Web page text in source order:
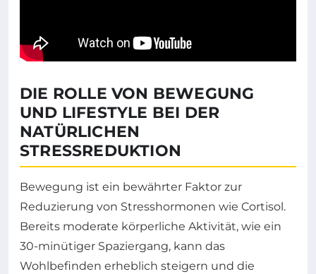
DIE ROLLE VON BEWEGUNG
UND LIFESTYLE BEI DER
NATÜRLICHEN
STRESSREDUKTION
Bewegung ist ein bewährter Faktor zur
Reduzierung von Stresshormonen wie Cortisol.
Bereits moderate körperliche Aktivität, wie ein
30-minütiger Spaziergang, kann das
Wohlbefinden erheblich steigern und die